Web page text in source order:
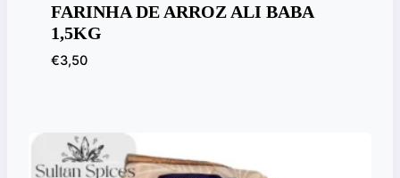
FARINHA DE ARROZ ALI BABA
1,5KG
€3,50